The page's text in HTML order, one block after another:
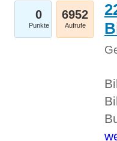
0
Punkte
6952
Aufrufe